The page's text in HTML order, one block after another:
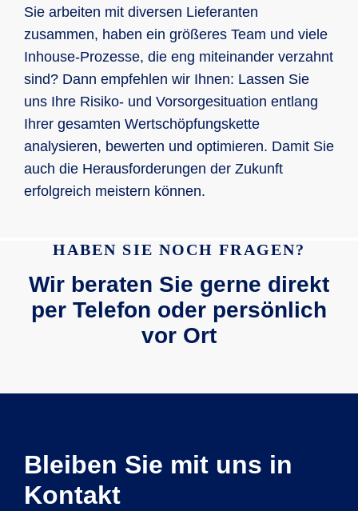
Sie arbeiten mit diversen Lieferanten
zusammen, haben ein größeres Team und viele
Inhouse-Prozesse, die eng miteinander verzahnt
sind? Dann empfehlen wir Ihnen: Lassen Sie
uns Ihre Risiko- und Vorsorgesituation entlang
Ihrer gesamten Wertschöpfungskette
analysieren, bewerten und optimieren. Damit Sie
auch die Herausforderungen der Zukunft
erfolgreich meistern können.
HABEN SIE NOCH FRAGEN?
Wir beraten Sie gerne direkt
per Telefon oder persönlich
vor Ort
Bleiben Sie mit uns in
Kontakt